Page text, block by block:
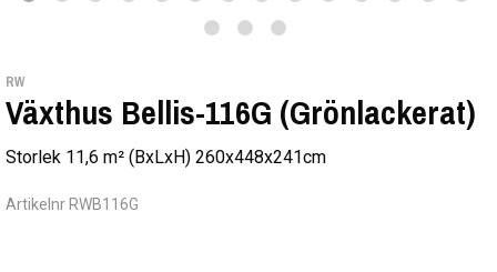
RW
Växthus Bellis-116G (Grönlackerat)
Storlek 11,6 m² (BxLxH) 260x448x241cm
Artikelnr RWB116G